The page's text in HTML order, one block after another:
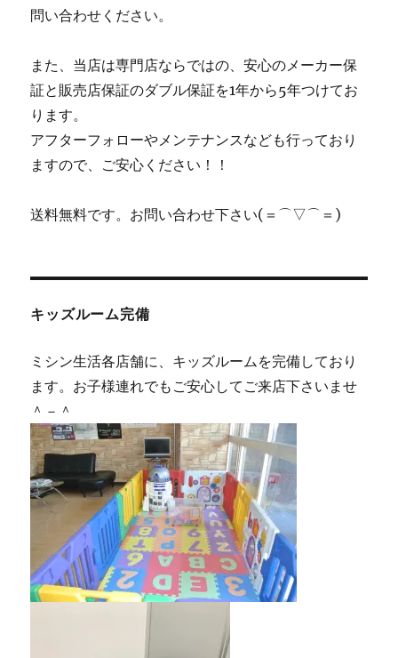
問い合わせください。
また、当店は専門店ならではの、安心のメーカー保
証と販売店保証のダブル保証を1年から5年つけてお
ります。
アフターフォローやメンテナンスなども行っており
ますので、ご安心ください！！
送料無料です。お問い合わせ下さい(＝⌒▽⌒＝)
キッズルーム完備
ミシン生活各店舗に、キッズルームを完備しており
ます。お子様連れでもご安心してご来店下さいませ
＾－＾